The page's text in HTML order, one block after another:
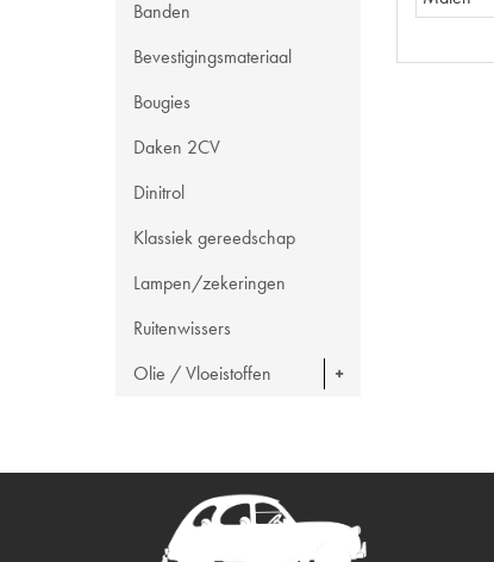
Banden
Bevestigingsmateriaal
Bougies
Daken 2CV
Dinitrol
Klassiek gereedschap
Lampen/zekeringen
Ruitenwissers
Olie / Vloeistoffen